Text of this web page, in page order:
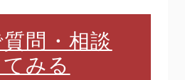
問・相談
てみる